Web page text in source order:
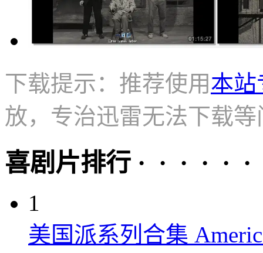
下载提示：推荐使用本站
放，专治迅雷无法下载等
喜剧片排行 · · · · · ·
1
美国派系列合集